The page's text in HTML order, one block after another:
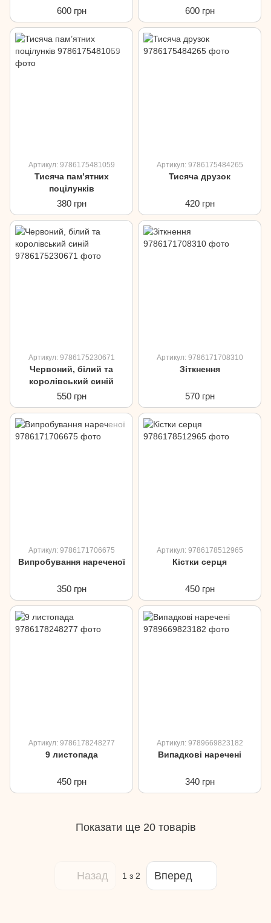
600 грн 600 грн
Артикул: 9786175481059
Тисяча пам’ятних
поцілунків
380 грн
Артикул: 9786175484265
Тисяча друзок
420 грн
Артикул: 9786175230671
Червоний, білий та
королівський синій
550 грн
Артикул: 9786171708310
Зіткнення
570 грн
Артикул: 9786171706675
Випробування нареченої
350 грн
Артикул: 9786178512965
Кістки серця
450 грн
Артикул: 9786178248277
9 листопада
450 грн
Артикул: 9789669823182
Випадкові наречені
340 грн
Показати ще 20 товарів
Назад 1 з 2 Вперед